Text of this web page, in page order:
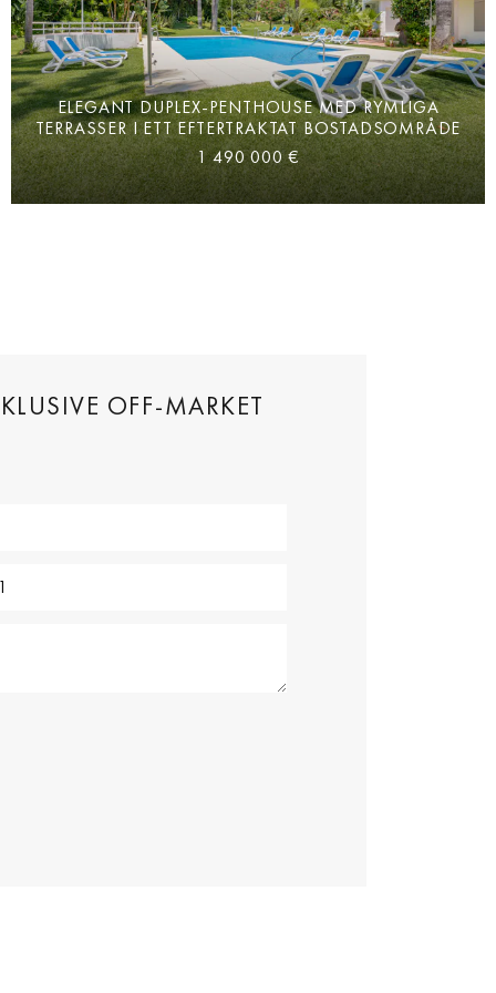
ELEGANT DUPLEX-PENTHOUSE MED RYMLIGA
TERRASSER I ETT EFTERTRAKTAT BOSTADSOMRÅDE
1 490 000 €
OFF-MARKET